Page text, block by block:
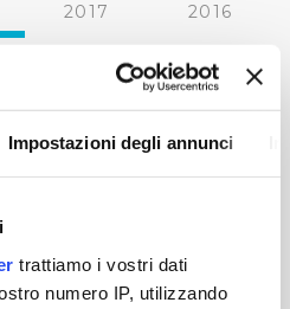
Impostazioni degli annunci
trattiamo i vostri dati
numero IP, utilizzando
2017 2016
2012
2009 2008
1 2